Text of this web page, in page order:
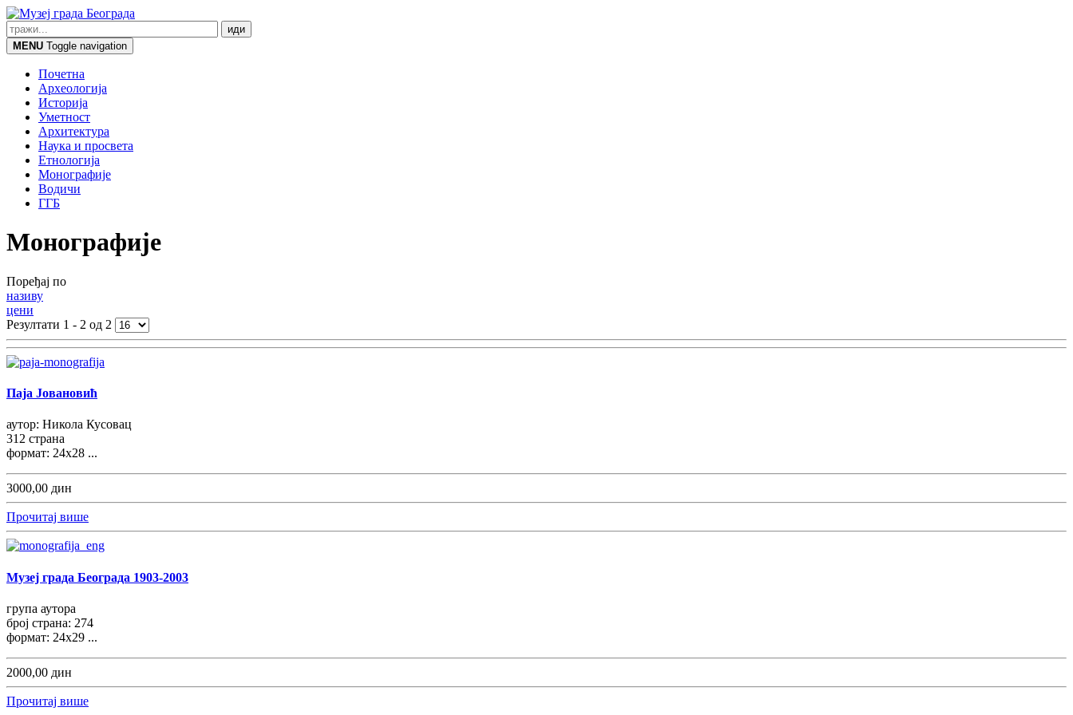
MENU Toggle navigation
Почетна
Археологија
Историја
Уметност
Архитектура
Наука и просвета
Етнологија
Монографије
Водичи
ГГБ
Монографије
Поређај по
називу
цени
Резултати 1 - 2 од 2
Паја Јовановић
аутор: Никола Кусовац
312 страна
формат: 24х28 ...
3000,00 дин
Прочитај више
Музеј града Београда 1903-2003
група аутора
број страна: 274
формат: 24x29 ...
2000,00 дин
Прочитај више